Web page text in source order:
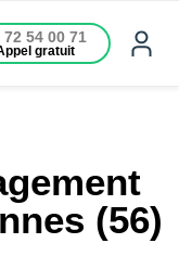
72 54 00 71
gratuit
(56)